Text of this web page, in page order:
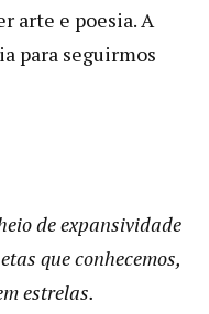
arte e poesia. A
para seguirmos
de expansividade
que conhecemos,
estrelas.